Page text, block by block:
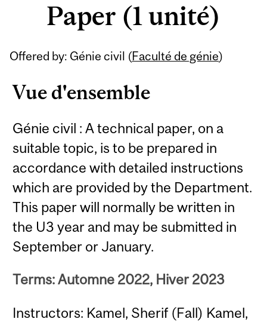
Paper (1 unité)
Offered by: Génie civil (Faculté de génie)
Vue d'ensemble
Génie civil : A technical paper, on a
suitable topic, is to be prepared in
accordance with detailed instructions
which are provided by the Department.
This paper will normally be written in
the U3 year and may be submitted in
September or January.
Terms: Automne 2022, Hiver 2023
Instructors: Kamel, Sherif (Fall) Kamel,
Related